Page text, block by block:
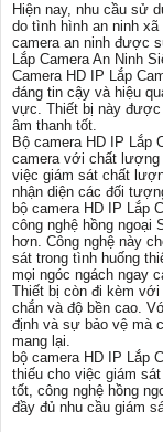
Hiện nay, nhu cầu sử
do tình hình an ninh
camera an ninh được
Lắp Camera An Ninh
Camera HD IP Lắp
đáng tin cậy và hiệu
vực. Thiết bị này được
âm thanh tốt.
Bộ camera HD IP Lắp
camera với chất lượng
việc giám sát chất
nhận diện các đối
bộ camera HD IP Lắp
công nghệ hồng ngoại
hơn. Công nghệ này
sát trong tình huống
mọi ngóc ngách ngay
Thiết bị còn đi kèm
chắn và độ bền cao.
định và sự bảo vệ mà
mang lại.
bộ camera HD IP Lắp
thiếu cho việc giám
tốt, công nghệ hồng
đầy đủ nhu cầu giám